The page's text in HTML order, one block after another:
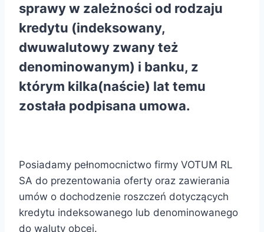
sprawy w zależności od rodzaju
kredytu (indeksowany,
dwuwalutowy zwany też
denominowanym) i banku, z
którym kilka(naście) lat temu
została podpisana umowa.
Posiadamy pełnomocnictwo firmy VOTUM RL
SA do prezentowania oferty oraz zawierania
umów o dochodzenie roszczeń dotyczących
kredytu indeksowanego lub denominowanego
do waluty obcej.